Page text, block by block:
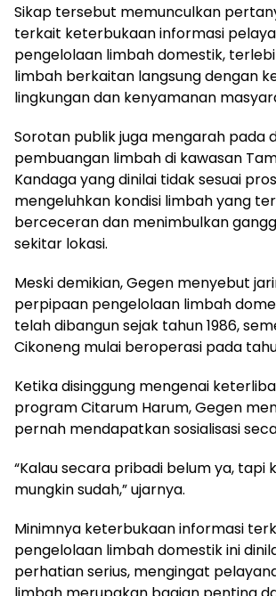
Sikap tersebut memunculkan
terkait keterbukaan informasi
pengelolaan limbah domestik,
limbah berkaitan langsung dengan
lingkungan dan kenyamanan
Sorotan publik juga mengarah pada
pembuangan limbah di kawasan
Kandaga yang dinilai tidak sesuai
mengeluhkan kondisi limbah yang
berceceran dan menimbulkan
sekitar lokasi.
Meski demikian, Gegen menyebut
perpipaan pengelolaan limbah
telah dibangun sejak tahun 1986,
Cikoneng mulai beroperasi pada
Ketika disinggung mengenai
program Citarum Harum, Gegen
pernah mendapatkan sosialisasi
“Kalau secara pribadi belum ya, tapi
mungkin sudah,” ujarnya.
Minimnya keterbukaan informasi
pengelolaan limbah domestik ini
perhatian serius, mengingat